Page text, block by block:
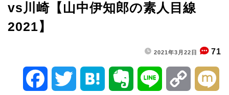
vs川崎【山中伊知郎の素人目線
2021】
2021年3月22日 71